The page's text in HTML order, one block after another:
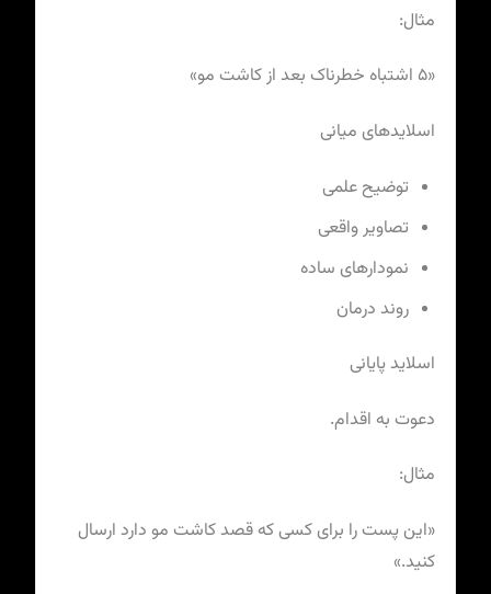
مثال:
«۵ اشتباه خطرناک بعد از کاشت مو»
اسلایدهای میانی
توضیح علمی
تصاویر واقعی
نمودارهای ساده
روند درمان
اسلاید پایانی
دعوت به اقدام.
مثال:
«این پست را برای کسی که قصد کاشت مو دارد ارسال
کنید.»